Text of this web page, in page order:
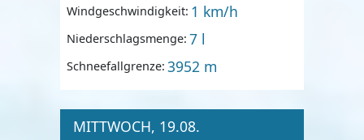
Windgeschwindigkeit: 1 km/h
Niederschlagsmenge: 7 l
Schneefallgrenze: 3952 m
MITTWOCH, 19.08.